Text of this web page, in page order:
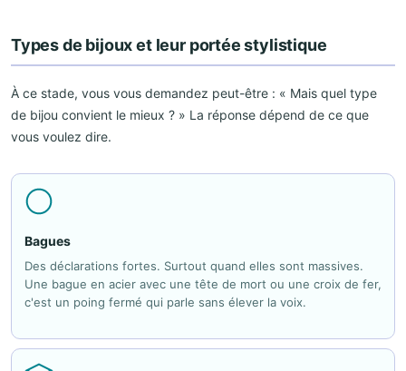
Types de bijoux et leur portée stylistique
À ce stade, vous vous demandez peut-être : « Mais quel type
de bijou convient le mieux ? » La réponse dépend de ce que
vous voulez dire.
Bagues
Des déclarations fortes. Surtout quand elles sont massives.
Une bague en acier avec une tête de mort ou une croix de fer,
c'est un poing fermé qui parle sans élever la voix.